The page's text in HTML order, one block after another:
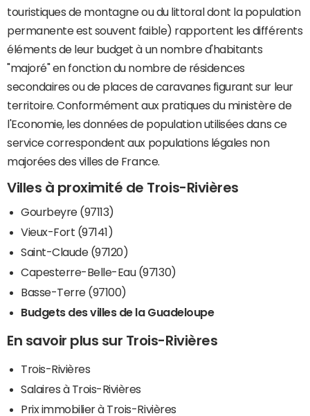
touristiques de montagne ou du littoral dont la population
permanente est souvent faible) rapportent les différents
éléments de leur budget à un nombre d'habitants
"majoré" en fonction du nombre de résidences
secondaires ou de places de caravanes figurant sur leur
territoire. Conformément aux pratiques du ministère de
l'Economie, les données de population utilisées dans ce
service correspondent aux populations légales non
majorées des villes de France.
Villes à proximité de Trois-Rivières
Gourbeyre (97113)
Vieux-Fort (97141)
Saint-Claude (97120)
Capesterre-Belle-Eau (97130)
Basse-Terre (97100)
Budgets des villes de la Guadeloupe
En savoir plus sur Trois-Rivières
Trois-Rivières
Salaires à Trois-Rivières
Prix immobilier à Trois-Rivières